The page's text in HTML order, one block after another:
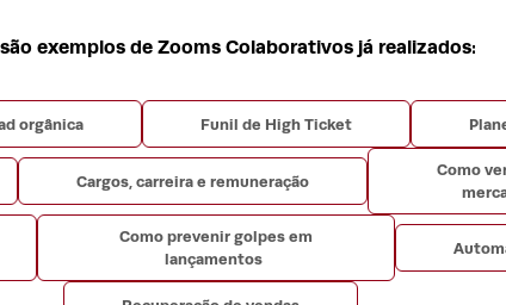
exemplos de Zooms Colaborativos já realizados:
orgânica Funil de High Ticket
Cargos, carreira e remuneração
Como
Como prevenir golpes em
lançamentos